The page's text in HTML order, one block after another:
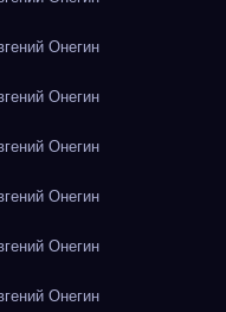
Онегин
Онегин
Онегин
Онегин
Онегин
Онегин